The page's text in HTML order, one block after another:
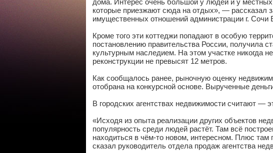
дома. Интерес очень большой у людей и у
которые приезжают сюда на отдых», — рассказал
имущественных отношений администрации г. Сочи
Кроме того эти коттеджи попадают в особую
постановлению правительства России, получила
культурным наследием. На этом участке никогда
реконструкции не превысят 12 метров.
Как сообщалось ранее, рыночную оценку
отобрана на конкурсной основе. Вырученные
В городских агентствах недвижимости считают —
«Исходя из опыта реализации других объектов
популярность среди людей растёт. Там всё
находиться в чём-то новом, интересном. Плюс
сказал руководитель отдела продаж агентства